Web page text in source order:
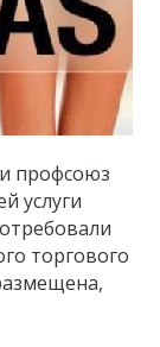
профсоюз
услуги
торгового